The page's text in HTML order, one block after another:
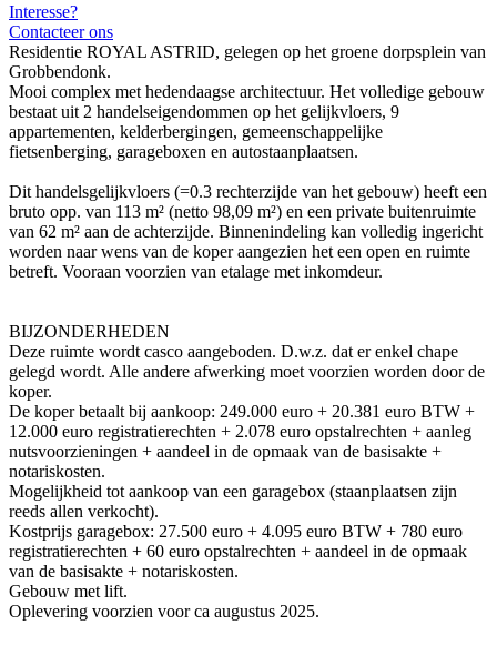
Interesse?
Contacteer ons
Residentie ROYAL ASTRID, gelegen op het groene dorpsplein van
Grobbendonk.
Mooi complex met hedendaagse architectuur. Het volledige gebouw
bestaat uit 2 handelseigendommen op het gelijkvloers, 9
appartementen, kelderbergingen, gemeenschappelijke
fietsenberging, garageboxen en autostaanplaatsen.
Dit handelsgelijkvloers (=0.3 rechterzijde van het gebouw) heeft een
bruto opp. van 113 m² (netto 98,09 m²) en een private buitenruimte
van 62 m² aan de achterzijde. Binnenindeling kan volledig ingericht
worden naar wens van de koper aangezien het een open en ruimte
betreft. Vooraan voorzien van etalage met inkomdeur.
BIJZONDERHEDEN
Deze ruimte wordt casco aangeboden. D.w.z. dat er enkel chape
gelegd wordt. Alle andere afwerking moet voorzien worden door de
koper.
De koper betaalt bij aankoop: 249.000 euro + 20.381 euro BTW +
12.000 euro registratierechten + 2.078 euro opstalrechten + aanleg
nutsvoorzieningen + aandeel in de opmaak van de basisakte +
notariskosten.
Mogelijkheid tot aankoop van een garagebox (staanplaatsen zijn
reeds allen verkocht).
Kostprijs garagebox: 27.500 euro + 4.095 euro BTW + 780 euro
registratierechten + 60 euro opstalrechten + aandeel in de opmaak
van de basisakte + notariskosten.
Gebouw met lift.
Oplevering voorzien voor ca augustus 2025.